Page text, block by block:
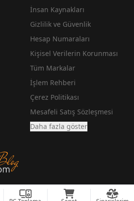
İnsan Kaynakları
Gizlilik ve Güvenlik
Hesap Numaraları
Kişisel Verilerin Korunması
Tüm Markalar
İşlem Rehberi
Çerez Politikası
Mesafeli Satış Sözleşmesi
Daha fazla göster